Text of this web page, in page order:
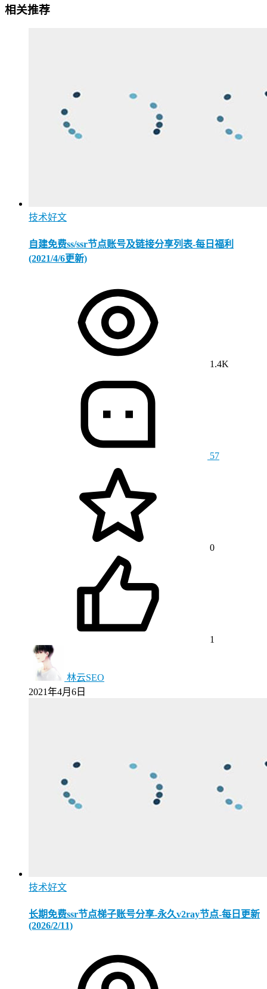
相关推荐
技术好文
自建免费ss/ssr节点账号及链接分享列表-每日福利
(2021/4/6更新)
1.4K
57
0
1
林云SEO
2021年4月6日
技术好文
长期免费ssr节点梯子账号分享-永久v2ray节点-每日更新
(2026/2/11)